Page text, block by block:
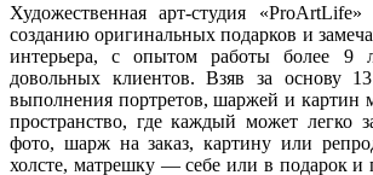
Художественная арт-студия
созданию оригинальных подарков и
интерьера, с опытом работы более 9
довольных клиентов. Взяв за основу
выполнения портретов, шаржей и картин
пространство, где каждый может легко
фото, шарж на заказ, картину или
холсте, матрешку — себе или в подарок и